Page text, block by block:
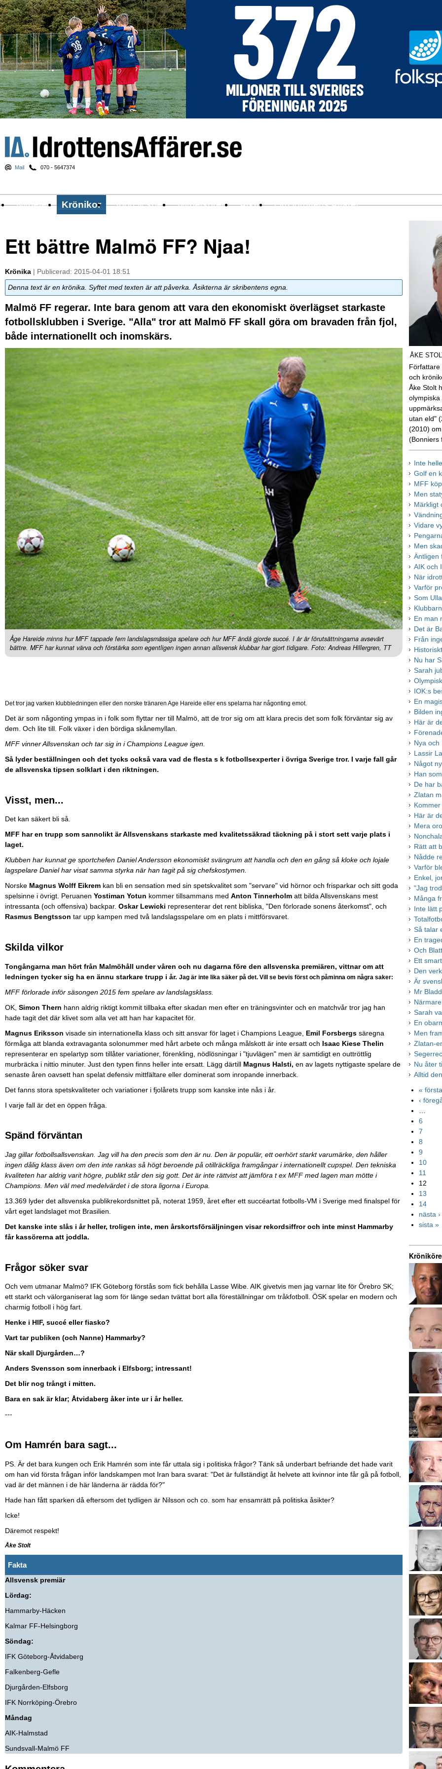
Mail 070 - 5647374
Nyheter Krönikor Sport & spel Nyhetsbrev Arkiv Om Idrottens Affärer
Ett bättre Malmö FF? Njaa!
Krönika | Publicerad: 2015-04-01 18:51
Denna text är en krönika. Syftet med texten är att påverka. Åsikterna är skribentens egna.
Malmö FF regerar. Inte bara genom att vara den ekonomiskt överlägset starkaste
fotbollsklubben i Sverige. "Alla" tror att Malmö FF skall göra om bravaden från fjol,
både internationellt och inomskärs.
Åge Hareide minns hur MFF tappade fem landslagsmässiga spelare och hur MFF ändå gjorde succé. I år är förutsättningarna avsevärt
bättre. MFF har kunnat värva och förstärka som egentligen ingen annan allsvensk klubbar har gjort tidigare. Foto: Andreas Hillergren, TT
Det tror jag varken klubbledningen eller den norske tränaren Age Hareide eller ens spelarna har någonting emot.
Det är som någonting ympas in i folk som flyttar ner till Malmö, att de tror sig om att klara precis det som folk förväntar sig av
dem. Och lite till. Folk växer i den bördiga skånemyllan.
MFF vinner Allsvenskan och tar sig in i Champions League igen.
Så lyder beställningen och det tycks också vara vad de flesta s k fotbollsexperter i övriga Sverige tror. I varje fall går
de allsvenska tipsen solklart i den riktningen.
Visst, men...
Det kan säkert bli så.
MFF har en trupp som sannolikt är Allsvenskans starkaste med kvalitetssäkrad täckning på i stort sett varje plats i
laget.
Klubben har kunnat ge sportchefen Daniel Andersson ekonomiskt svängrum att handla och den en gång så kloke och lojale
lagspelare Daniel har visat samma styrka när han tagit på sig chefskostymen.
Norske Magnus Wolff Eikrem kan bli en sensation med sin spetskvalitet som "servare" vid hörnor och frisparkar och sitt goda
spelsinne i övrigt. Peruanen Yostiman Yotun kommer tillsammans med Anton Tinnerholm att bilda Allsvenskans mest
intressanta (och offensiva) backpar. Oskar Lewicki representerar det rent bibliska, "Den förlorade sonens återkomst", och
Rasmus Bengtsson tar upp kampen med två landslagsspelare om en plats i mittförsvaret.
Skilda vilkor
Tongångarna man hört från Malmöhåll under våren och nu dagarna före den allsvenska premiären, vittnar om att
ledningen tycker sig ha en ännu starkare trupp i år. Jag är inte lika säker på det. Vill se bevis först och påminna om några saker:
MFF förlorade inför säsongen 2015 fem spelare av landslagsklass.
OK, Simon Thern hann aldrig riktigt kommit tillbaka efter skadan men efter en träningsvinter och en matchvår tror jag han
hade tagit det där klivet som alla vet att han har kapacitet för.
Magnus Eriksson visade sin internationella klass och sitt ansvar för laget i Champions League, Emil Forsbergs säregna
förmåga att blanda extravaganta solonummer med hårt arbete och många målskott är inte ersatt och Isaac Kiese Thelin
representerar en spelartyp som tillåter variationer, förenkling, nödlösningar i "tjuvlägen" men är samtidigt en outtröttlig
murbräcka i nittio minuter. Just den typen finns heller inte ersatt. Lägg därtill Magnus Halsti, en av lagets nyttigaste spelare de
senaste åren oavsett han spelat defensiv mittfältare eller dominerat som inropande innerback.
Det fanns stora spetskvaliteter och variationer i fjolårets trupp som kanske inte nås i år.
I varje fall är det en öppen fråga.
Spänd förväntan
Jag gillar fotbollsallsvenskan. Jag vill ha den precis som den är nu. Den är populär, ett oerhört starkt varumärke, den håller
ingen dålig klass även om den inte rankas så högt beroende på otillräckliga framgångar i internationellt cupspel. Den tekniska
kvaliteten har aldrig varit högre, publikt står den sig gott. Det är inte rättvist att jämföra t ex MFF med lagen man mötte i
Champions. Men väl med medelvärdet i de stora ligorna i Europa.
13.369 lyder det allsvenska publikrekordsnittet på, noterat 1959, året efter ett succéartat fotbolls-VM i Sverige med finalspel för
vårt eget landslaget mot Brasilien.
Det kanske inte slås i år heller, troligen inte, men årskortsförsäljningen visar rekordsiffror och inte minst Hammarby
får kassörerna att joddla.
Frågor söker svar
Och vem utmanar Malmö? IFK Göteborg förstås som fick behålla Lasse Wibe. AIK givetvis men jag varnar lite för Örebro SK;
ett starkt och välorganiserat lag som för länge sedan tvättat bort alla föreställningar om tråkfotboll. ÖSK spelar en modern och
charmig fotboll i hög fart.
Henke i HIF, succé eller fiasko?
Vart tar publiken (och Nanne) Hammarby?
När skall Djurgården…?
Anders Svensson som innerback i Elfsborg; intressant!
Det blir nog trångt i mitten.
Bara en sak är klar; Åtvidaberg åker inte ur i år heller.
---
Om Hamrén bara sagt...
PS. Är det bara kungen och Erik Hamrén som inte får uttala sig i politiska frågor? Tänk så underbart befriande det hade varit
om han vid första frågan inför landskampen mot Iran bara svarat: "Det är fullständigt åt helvete att kvinnor inte får gå på fotboll,
vad är det männen i de här länderna är rädda för?"
Hade han fått sparken då eftersom det tydligen är Nilsson och co. som har ensamrätt på politiska åsikter?
Icke!
Däremot respekt!
Åke Stolt
Fakta
Allsvensk premiär
Lördag:
Hammarby-Häcken
Kalmar FF-Helsingborg
Söndag:
IFK Göteborg-Åtvidaberg
Falkenberg-Gefle
Djurgården-Elfsborg
IFK Norrköping-Örebro
Måndag
AIK-Halmstad
Sundsvall-Malmö FF
ÅKE
och
Åke Stolt
utan eld"
(2010)
(Bonniers
Inte
Golf en
MFF
Men
Märkligt
Vidare
Men
Äntligen
AIK och
När
Varför
Som
En man
Det är
Från
Nu har
Sarah
IOK:s
En
Bilden
Här är
Nya och
Lassir
Något
Han
De har
Zlatan
Här är
Mera
Rätt att
Nådde
Varför
Enkel,
"Jag
Många
Inte lätt
Så talar
En
Och
Ett
Den
Är
Mr
Sarah
En
Men
Zlatan-
Nu åter
Alltid
«
‹
…
6
7
8
9
10
11
12
13
14
nästa ›
sista »